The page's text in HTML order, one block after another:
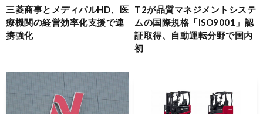
三菱商事とメディパルHD、医
療機関の経営効率化支援で連
携強化
T2が品質マネジメントシステ
ムの国際規格「ISO9001」認
証取得、自動運転分野で国内
初